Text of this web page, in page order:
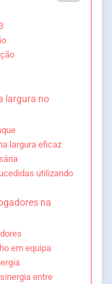
largura no
largura eficaz
utilizando
na
em equipa
entre